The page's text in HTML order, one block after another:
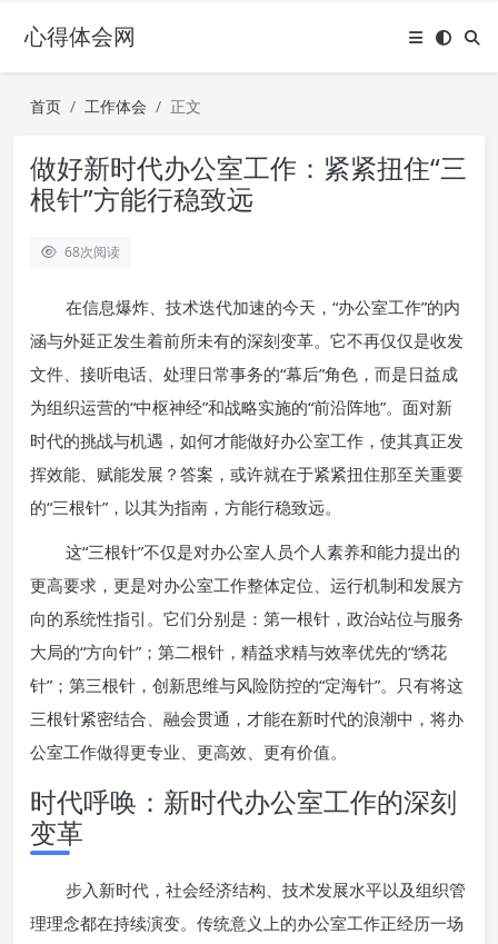
心得体会网
首页 工作体会 正文
做好新时代办公室工作：紧紧扭住“三
根针”方能行稳致远
68次阅读
在信息爆炸、技术迭代加速的今天，“办公室工作”的内
涵与外延正发生着前所未有的深刻变革。它不再仅仅是收发
文件、接听电话、处理日常事务的“幕后”角色，而是日益成
为组织运营的“中枢神经”和战略实施的“前沿阵地”。面对新
时代的挑战与机遇，如何才能做好办公室工作，使其真正发
挥效能、赋能发展？答案，或许就在于紧紧扭住那至关重要
的“三根针”，以其为指南，方能行稳致远。
这“三根针”不仅是对办公室人员个人素养和能力提出的
更高要求，更是对办公室工作整体定位、运行机制和发展方
向的系统性指引。它们分别是：第一根针，政治站位与服务
大局的“方向针”；第二根针，精益求精与效率优先的“绣花
针”；第三根针，创新思维与风险防控的“定海针”。只有将这
三根针紧密结合、融会贯通，才能在新时代的浪潮中，将办
公室工作做得更专业、更高效、更有价值。
时代呼唤：新时代办公室工作的深刻
变革
步入新时代，社会经济结构、技术发展水平以及组织管
理理念都在持续演变。传统意义上的办公室工作正经历一场